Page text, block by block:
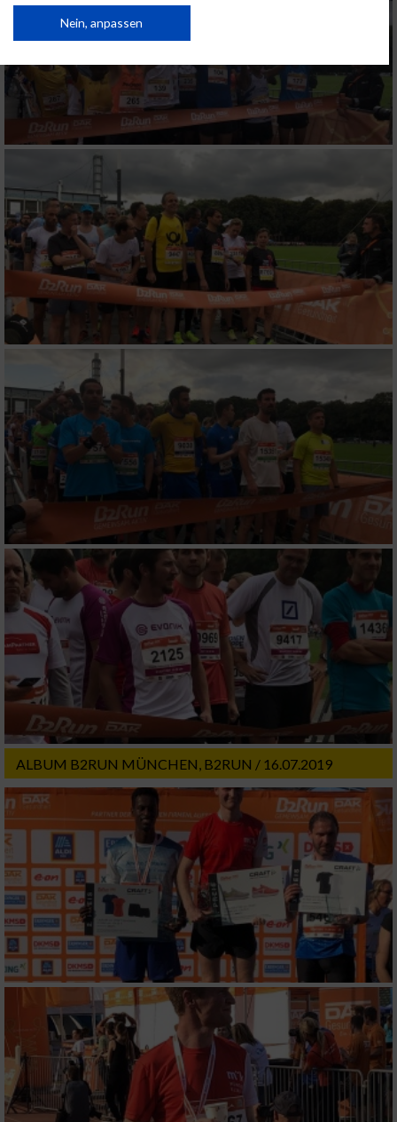
ALBUM B2RUN MÜNCHEN, B2RUN / 16.07.2019
von Inhalten.
Daten können außerhalb der Europäischen Union weitergegeben und in die
Website/App.
Partnerliste anzeigen (1 IAB-Anbieter)
Wir nutzen Ihre Daten für folgende Zwecke:
IAB-Verarbeitungszwecke:
Speichern von oder Zugriff auf Informationen
auf einem Endgerät
Verwendung reduzierter Daten zur Auswahl
von Werbeanzeigen
Erstellung von Profilen für personalisierte
Werbung
Verwendung von Profilen zur Auswahl
personalisierter Werbung
Erstellung von Profilen zur Personalisierung
von Inhalten
Verwendung von Profilen zur Auswahl
personalisierter Inhalte
Messung der Werbeleistung
Messung der Performance von Inhalten
Analyse von Zielgruppen durch Statistiken
oder Kombinationen von Daten aus
verschiedenen Quellen
Entwicklung und Verbesserung der Angebote
Verwendung reduzierter Daten zur Auswahl
von Inhalten
IAB-Besonderheiten:
Verwendung genauer Standortdaten
Geräte anhand von aktiv angeforderten
Informationen identifizieren
Nicht-IAB-Verarbeitungszwecke:
Notwendig
Performance
Funktional
Werbung
Nein, anpassen